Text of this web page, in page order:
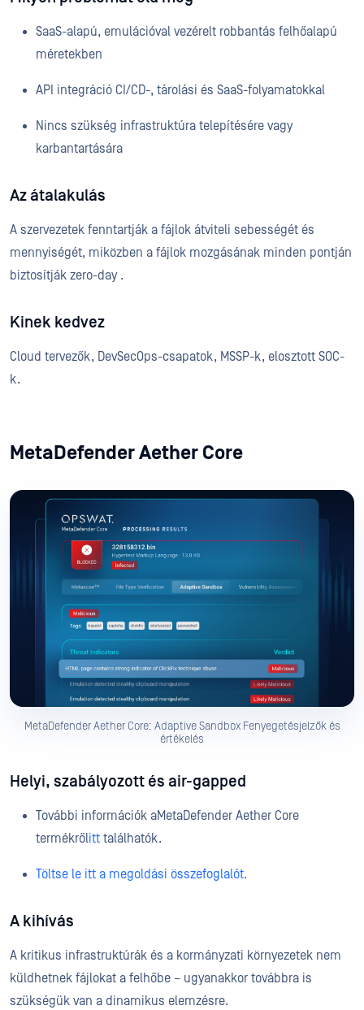
SaaS-alapú, emulációval vezérelt robbantás felhőalapú
méretekben
API integráció CI/CD-, tárolási és SaaS-folyamatokkal
Nincs szükség infrastruktúra telepítésére vagy
karbantartására
Az átalakulás
A szervezetek fenntartják a fájlok átviteli sebességét és
mennyiségét, miközben a fájlok mozgásának minden pontján
biztosítják zero-day .
Kinek kedvez
Cloud tervezők, DevSecOps-csapatok, MSSP-k, elosztott SOC-
k.
MetaDefender Aether Core
MetaDefender Aether Core: Adaptive Sandbox Fenyegetésjelzők és
értékelés
Helyi, szabályozott és air-gapped
További információk aMetaDefender Aether Core
termékrőlitt találhatók.
Töltse le itt a megoldási összefoglalót.
A kihívás
A kritikus infrastruktúrák és a kormányzati környezetek nem
küldhetnek fájlokat a felhőbe – ugyanakkor továbbra is
szükségük van a dinamikus elemzésre.